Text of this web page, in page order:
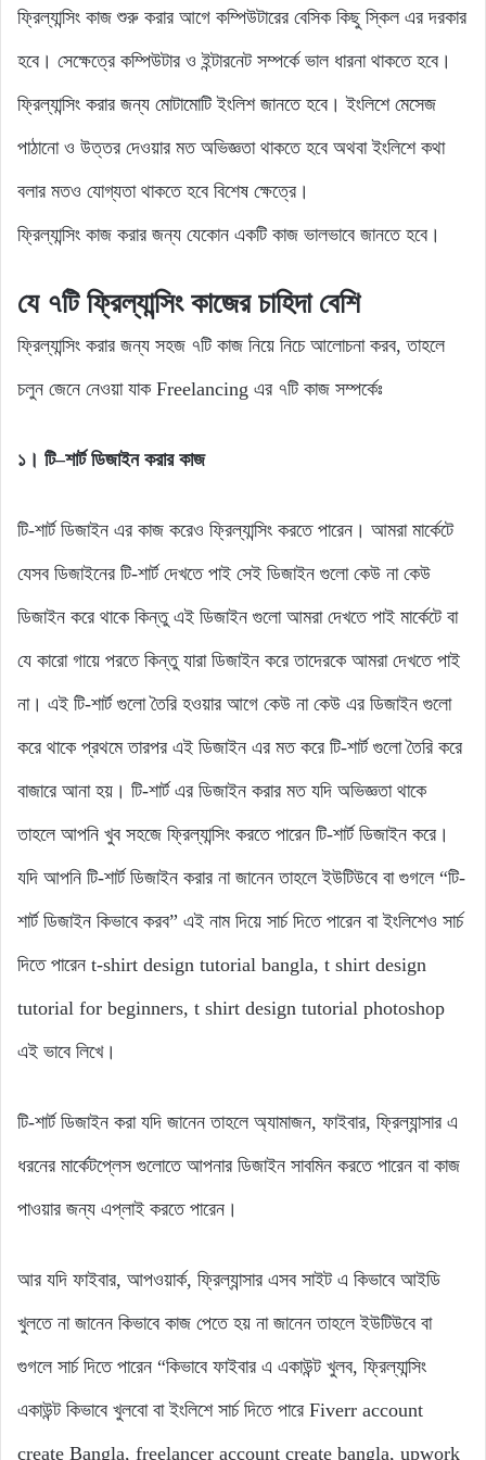
ফ্রিল্যান্সিং কাজ শুরু করার আগে কম্পিউটারের বেসিক কিছু স্কিল এর দরকার
হবে। সেক্ষেত্রে কম্পিউটার ও ইন্টারনেট সম্পর্কে ভাল ধারনা থাকতে হবে।
ফ্রিল্যান্সিং করার জন্য মোটামোটি ইংলিশ জানতে হবে। ইংলিশে মেসেজ
পাঠানো ও উত্তর দেওয়ার মত অভিজ্ঞতা থাকতে হবে অথবা ইংলিশে কথা
বলার মতও যোগ্যতা থাকতে হবে বিশেষ ক্ষেত্রে।
ফ্রিল্যান্সিং কাজ করার জন্য যেকোন একটি কাজ ভালভাবে জানতে হবে।
যে ৭টি ফ্রিল্যান্সিং কাজের চাহিদা বেশি
ফ্রিল্যান্সিং করার জন্য সহজ ৭টি কাজ নিয়ে নিচে আলোচনা করব, তাহলে
চলুন জেনে নেওয়া যাক Freelancing এর ৭টি কাজ সম্পর্কেঃ
১। টি–শার্ট ডিজাইন করার কাজ
টি-শার্ট ডিজাইন এর কাজ করেও ফ্রিল্যান্সিং করতে পারেন। আমরা মার্কেটে
যেসব ডিজাইনের টি-শার্ট দেখতে পাই সেই ডিজাইন গুলো কেউ না কেউ
ডিজাইন করে থাকে কিন্তু এই ডিজাইন গুলো আমরা দেখতে পাই মার্কেটে বা
যে কারো গায়ে পরতে কিন্তু যারা ডিজাইন করে তাদেরকে আমরা দেখতে পাই
না। এই টি-শার্ট গুলো তৈরি হওয়ার আগে কেউ না কেউ এর ডিজাইন গুলো
করে থাকে প্রথমে তারপর এই ডিজাইন এর মত করে টি-শার্ট গুলো তৈরি করে
বাজারে আনা হয়। টি-শার্ট এর ডিজাইন করার মত যদি অভিজ্ঞতা থাকে
তাহলে আপনি খুব সহজে ফ্রিল্যান্সিং করতে পারেন টি-শার্ট ডিজাইন করে।
যদি আপনি টি-শার্ট ডিজাইন করার না জানেন তাহলে ইউটিউবে বা গুগলে “টি-
শার্ট ডিজাইন কিভাবে করব” এই নাম দিয়ে সার্চ দিতে পারেন বা ইংলিশেও সার্চ
দিতে পারেন t-shirt design tutorial bangla, t shirt design
tutorial for beginners, t shirt design tutorial photoshop
এই ভাবে লিখে।
টি-শার্ট ডিজাইন করা যদি জানেন তাহলে অ্যামাজন, ফাইবার, ফ্রিল্যান্সার এ
ধরনের মার্কেটপ্লেস গুলোতে আপনার ডিজাইন সাবমিন করতে পারেন বা কাজ
পাওয়ার জন্য এপ্লাই করতে পারেন।
আর যদি ফাইবার, আপওয়ার্ক, ফ্রিল্যান্সার এসব সাইট এ কিভাবে আইডি
খুলতে না জানেন কিভাবে কাজ পেতে হয় না জানেন তাহলে ইউটিউবে বা
গুগলে সার্চ দিতে পারেন “কিভাবে ফাইবার এ একাউন্ট খুলব, ফ্রিল্যান্সিং
একাউন্ট কিভাবে খুলবো বা ইংলিশে সার্চ দিতে পারে Fiverr account
create Bangla, freelancer account create bangla, upwork